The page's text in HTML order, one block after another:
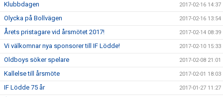
Klubbdagen 2017-02-16 14:37
Olycka på Bollvägen 2017-02-16 13:54
Årets pristagare vid årsmötet 2017! 2017-02-14 08:39
Vi välkomnar nya sponsorer till IF Lödde! 2017-02-10 15:33
Oldboys söker spelare 2017-02-08 21:01
Kallelse till årsmöte 2017-02-01 18:03
IF Lödde 75 år 2017-01-27 11:27